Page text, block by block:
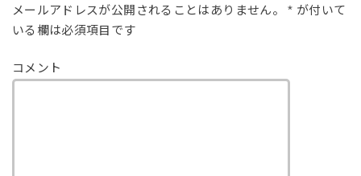
メールアドレスが公開されることはありません。 * が付いて
いる欄は必須項目です
コメント